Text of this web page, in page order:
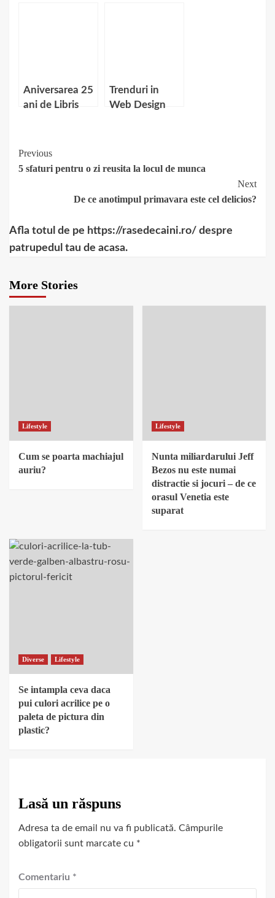
Aniversarea 25
ani de Libris
Trenduri in
Web Design
Continue
Reading
Previous
5 sfaturi pentru o zi reusita la locul de munca
Next
De ce anotimpul primavara este cel delicios?
Afla totul de pe https://rasedecaini.ro/ despre
patrupedul tau de acasa.
More Stories
Lifestyle
Cum se poarta machiajul
auriu?
Lifestyle
Nunta miliardarului Jeff
Bezos nu este numai
distractie si jocuri – de ce
orasul Venetia este
suparat
Diverse Lifestyle
Se intampla ceva daca
pui culori acrilice pe o
paleta de pictura din
plastic?
Lasă un răspuns
Adresa ta de email nu va fi publicată. Câmpurile
obligatorii sunt marcate cu *
Comentariu *